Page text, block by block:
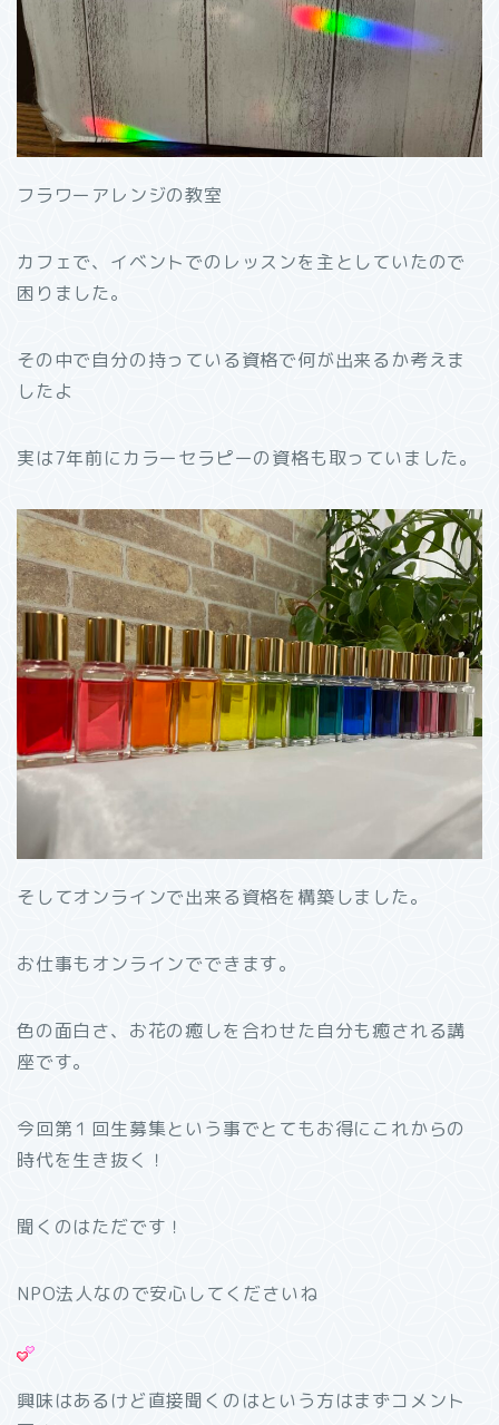
フラワーアレンジの教室
カフェで、イベントでのレッスンを主としていたので
困りました。
その中で自分の持っている資格で何が出来るか考えま
したよ
実は7年前にカラーセラピーの資格も取っていました。
そしてオンラインで出来る資格を構築しました。
お仕事もオンラインでできます。
色の面白さ、お花の癒しを合わせた自分も癒される講
座です。
今回第１回生募集という事でとてもお得にこれからの
時代を生き抜く！
聞くのはただです！
NPO法人なので安心してくださいね
興味はあるけど直接聞くのはという方はまずコメント